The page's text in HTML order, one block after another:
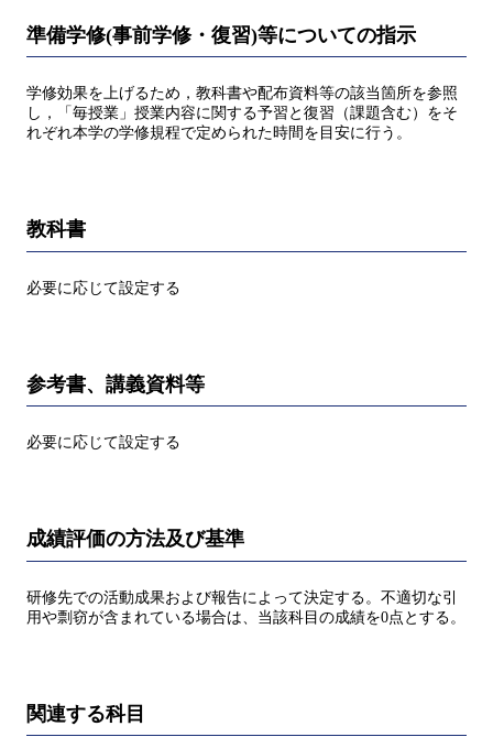
準備学修(事前学修・復習)等についての指示
学修効果を上げるため，教科書や配布資料等の該当箇所を参照
し，「毎授業」授業内容に関する予習と復習（課題含む）をそ
れぞれ本学の学修規程で定められた時間を目安に行う。
教科書
必要に応じて設定する
参考書、講義資料等
必要に応じて設定する
成績評価の方法及び基準
研修先での活動成果および報告によって決定する。不適切な引
用や剽窃が含まれている場合は、当該科目の成績を0点とする。
関連する科目